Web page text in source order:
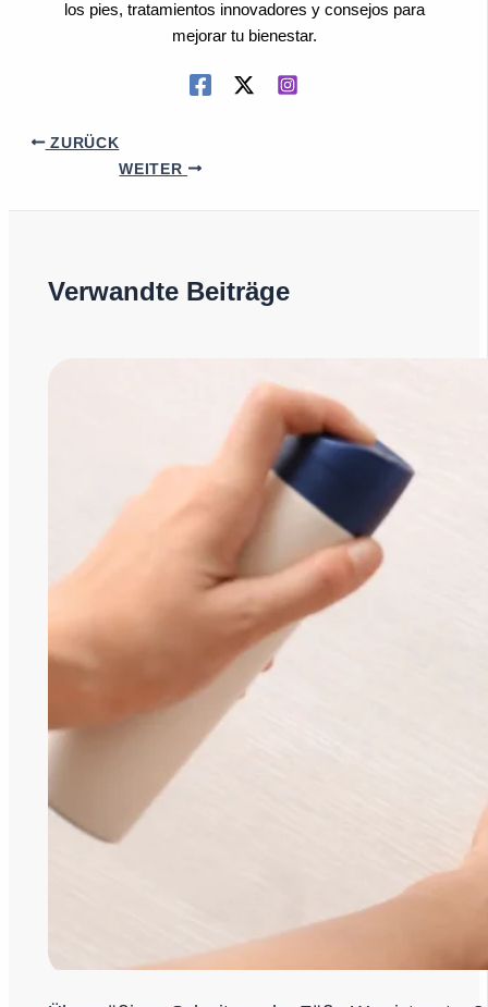
los pies, tratamientos innovadores y consejos para
mejorar tu bienestar.
ZURÜCK
WEITER
Verwandte Beiträge